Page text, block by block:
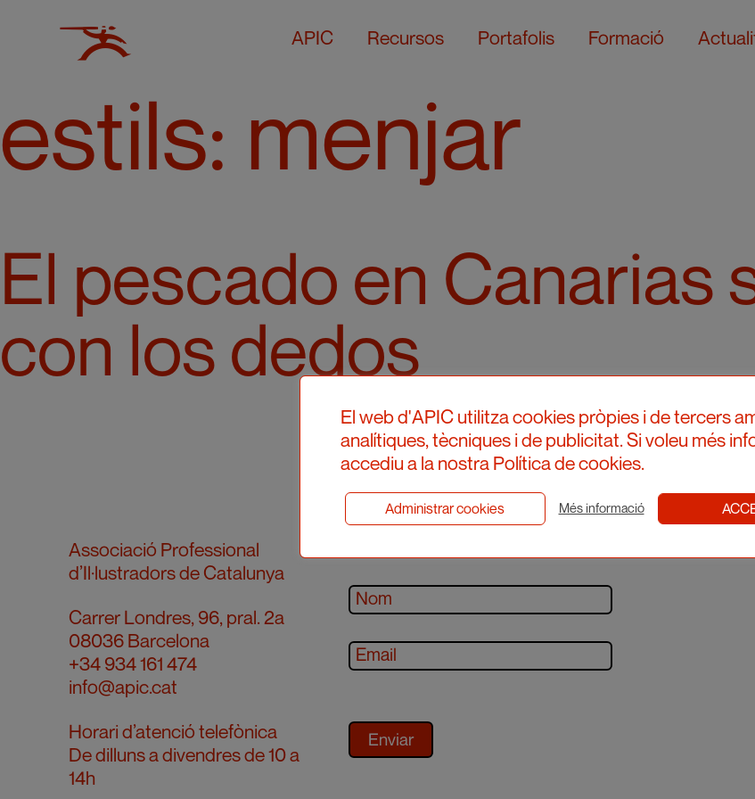
APIC Recursos Portafolis Formació
estils: menjar
El pescado en Canarias
con los dedos
Associació Professional
d’Il·lustradors de Catalunya
Carrer Londres, 96, pral. 2a
08036 Barcelona
+34 934 161 474
info@apic.cat
Horari d’atenció telefònica
De dilluns a divendres de 10 a
14h
El web d'APIC utilitza cookies pròpies i de tercers
analítiques, tècniques i de publicitat. Si voleu més
accediu a la nostra Política de cookies.
Administrar cookies Més informació